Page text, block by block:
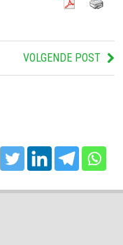
VOLGENDE POST